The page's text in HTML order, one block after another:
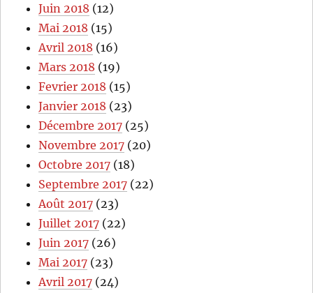
Juin 2018 (12)
Mai 2018 (15)
Avril 2018 (16)
Mars 2018 (19)
Fevrier 2018 (15)
Janvier 2018 (23)
Décembre 2017 (25)
Novembre 2017 (20)
Octobre 2017 (18)
Septembre 2017 (22)
Août 2017 (23)
Juillet 2017 (22)
Juin 2017 (26)
Mai 2017 (23)
Avril 2017 (24)